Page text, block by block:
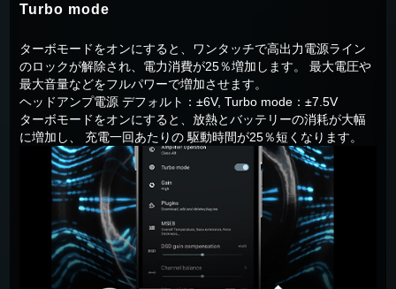
Turbo mode
ターボモードをオンにすると、ワンタッチで高出力電源ライン
のロックが解除され、電力消費が25％増加します。 最大電圧や
最大音量などをフルパワーで増加させます。
ヘッドアンプ電源 デフォルト：±6V, Turbo mode：±7.5V
ターボモードをオンにすると、放熱とバッテリーの消耗が大幅
に増加し、 充電一回あたりの 駆動時間が25％短くなります。